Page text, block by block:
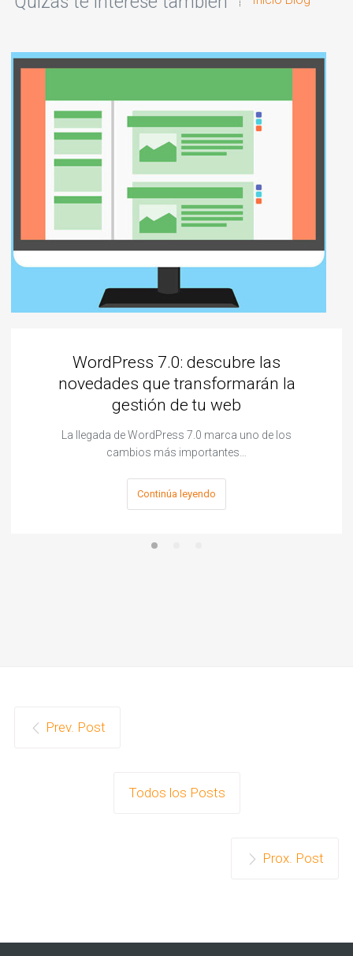
WordPress 7.0: descubre las
novedades que transformarán la
gestión de tu web
La llegada de WordPress 7.0 marca uno de los
cambios más importantes…
Continúa leyendo
Prev. Post
Todos los Posts
Prox. Post